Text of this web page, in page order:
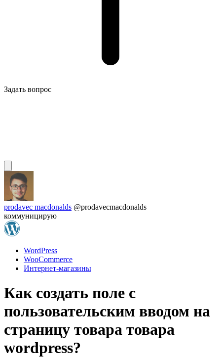
Задать вопрос
prodavec macdonalds @prodavecmacdonalds
коммуницирую
WordPress
WooСommerce
Интернет-магазины
Как создать поле с
пользовательским вводом на
страницу товара товара
wordpress?